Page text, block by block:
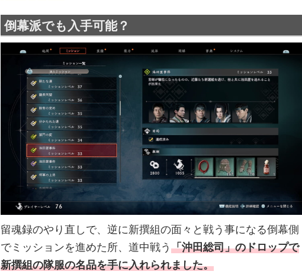
倒幕派でも入手可能？
留魂録のやり直しで、逆に新撰組の面々と戦う事になる倒幕側
でミッションを進めた所、道中戦う 「沖田総司」のドロップで
新撰組の隊服の名品を手に入れられました。